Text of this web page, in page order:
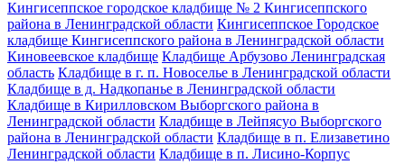
Кингисеппское городское кладбище № 2 Кингисеппского
района в Ленинградской области Кингисеппское Городское
кладбище Кингисеппского района в Ленинградской области
Киновеевское кладбище Кладбище Арбузово Ленинградская
область Кладбище в г. п. Новоселье в Ленинградской области
Кладбище в д. Надкопанье в Ленинградской области
Кладбище в Кирилловском Выборгского района в
Ленинградской области Кладбище в Лейпясуо Выборгского
района в Ленинградской области Кладбище в п. Елизаветино
Ленинградской области Кладбище в п. Лисино-Корпус